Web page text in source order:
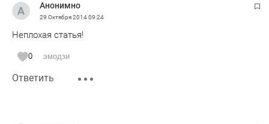
Анонимно
29 Октября 201409:24
Неплохая статья!
0 эмодзи
Ответить